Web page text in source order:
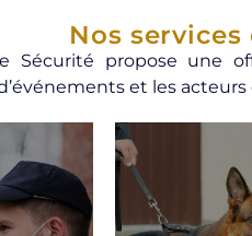
Nos
Sécurité propose une
et les